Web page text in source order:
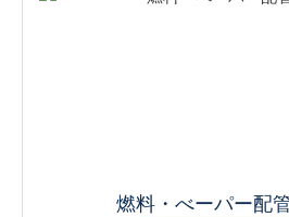
燃料・べーパー配